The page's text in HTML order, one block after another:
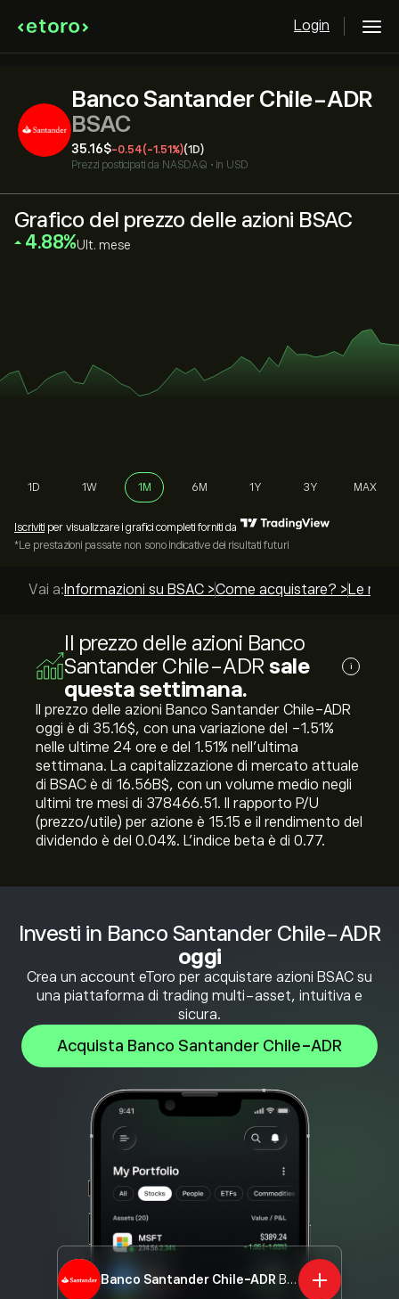
Login
Banco Santander Chile-ADR
BSAC
35.16‎$‎-0.54(-1.51%)(1D)
Prezzi posticipati da NASDAQ • in USD
Investi in Banco Santander Chile-ADR
oggi
Crea un account eToro per acquistare azioni BSAC su
una piattaforma di trading multi-asset, intuitiva e
sicura.
Acquista Banco Santander Chile-ADR
Banco Santander Chile-ADR BSAC
Grafico del prezzo delle azioni BSAC
‎4.88‎ Ult. mese
1D 1W 1M 6M 1Y 3Y MAX
Iscriviti per visualizzare i grafici completi forniti da
*Le prestazioni passate non sono indicative dei risultati futuri
Vai a: Informazioni su BSAC >Come acquistare? > Le
Il prezzo delle azioni Banco
Santander Chile-ADR sale
questa settimana.
i
Il prezzo delle azioni Banco Santander Chile-ADR
oggi è di 35.16‎$‎, con una variazione del ‎-1.51‎%
nelle ultime 24 ore e del ‎1.51‎% nell'ultima
settimana. La capitalizzazione di mercato attuale
di BSAC è di 16.56B‎$‎, con un volume medio negli
ultimi tre mesi di 378466.51. Il rapporto P/U
(prezzo/utile) per azione è 15.15 e il rendimento del
dividendo è del 0.04%. L'indice beta è di 0.77.